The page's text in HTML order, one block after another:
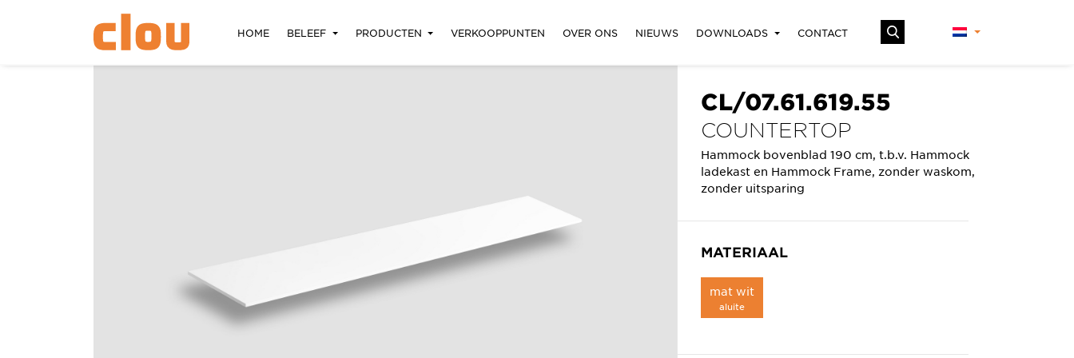
HOME BELEEF PRODUCTEN VERKOOPPUNTEN OVER ONS NIEUWS DOWNLOADS CONTACT
CL/07.61.619.55
COUNTERTOP
Hammock bovenblad 190 cm, t.b.v. Hammock
ladekast en Hammock Frame, zonder waskom,
zonder uitsparing
MATERIAAL
mat wit
aluite